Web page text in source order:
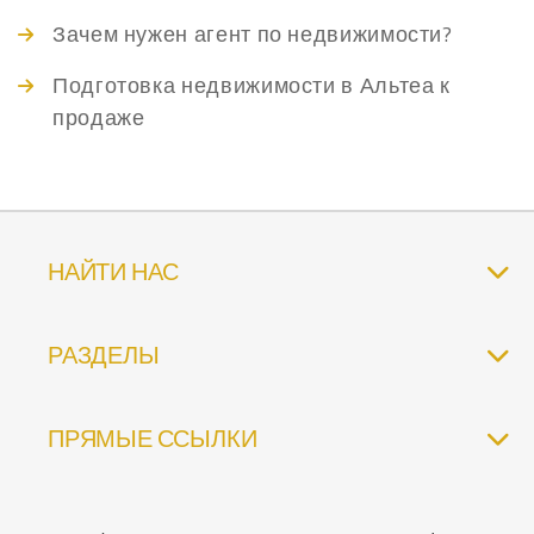
Зачем нужен агент по недвижимости?
Подготовка недвижимости в Альтеа к
продаже
НАЙТИ НАС
РАЗДЕЛЫ
ПРЯМЫЕ ССЫЛКИ